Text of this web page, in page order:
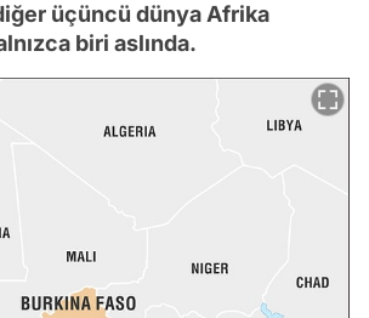
üçüncü dünya Afrika
biri aslında.